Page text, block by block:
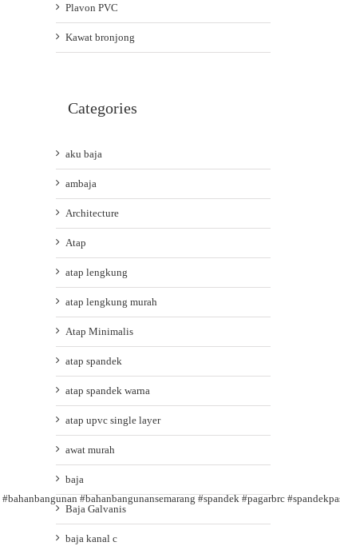
#bahanbangunan #bahanbangunansemarang #spandek #pagarbrc
Plavon PVC
Kawat bronjong
Categories
aku baja
ambaja
Architecture
Atap
atap lengkung
atap lengkung murah
Atap Minimalis
atap spandek
atap spandek warna
atap upvc single layer
awat murah
baja
Baja Galvanis
baja kanal c